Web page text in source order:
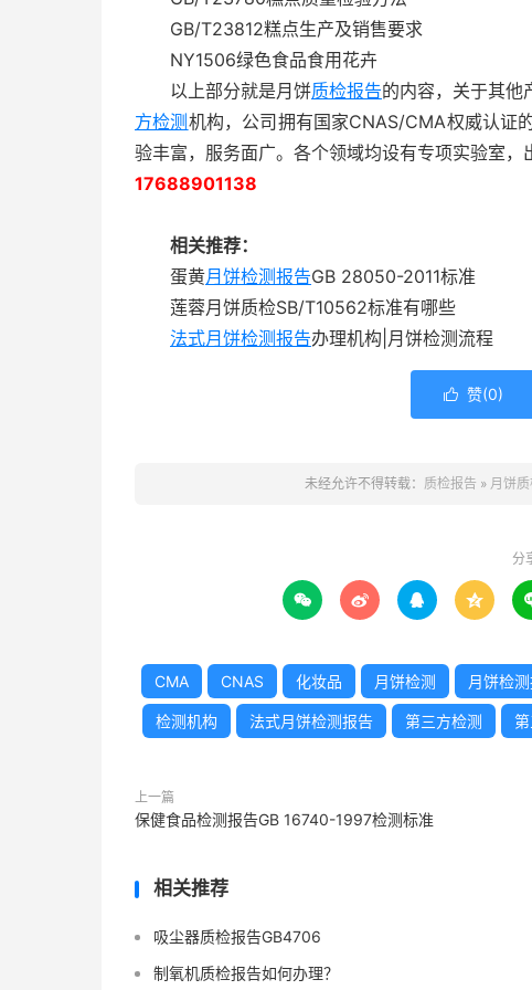
GB/T23812糕点生产及销售要求
NY1506绿色食品食用花卉
以上部分就是月饼质检报告的内容，关于其他
方检测 机构，公司拥有国家CNAS/CMA权威认证
验丰富，服务面广。各个领域均设有专项实验室
17688901138
相关推荐：
蛋黄月饼检测报告GB 28050-2011标准
莲蓉月饼质检SB/T10562标准有哪些
法式月饼检测报告办理机构|月饼检测流程
 赞(0)
未经允许不得转载： 质检报告 » 月饼
分
   
CMA CNAS 化妆品 月饼检测 月饼检
检测机构 法式月饼检测报告 第三方检测
上一篇
保健食品检测报告GB 16740-1997检测标准
相关推荐
吸尘器质检报告GB4706
制氧机质检报告如何办理？